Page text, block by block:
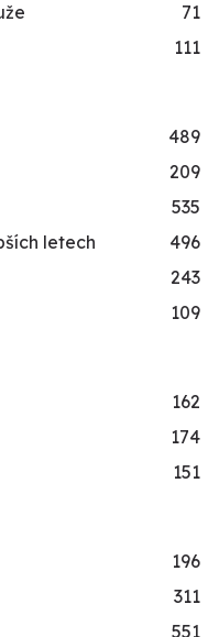
71
111
489
209
535
letech
496
243
109
162
174
151
196
311
551